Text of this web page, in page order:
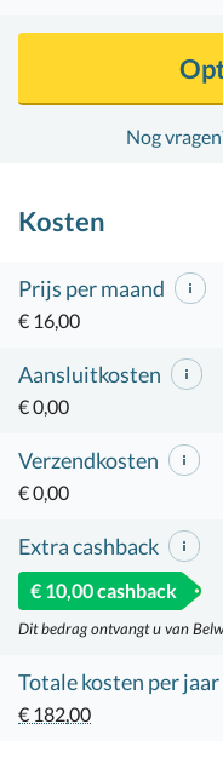
Nog
Kosten
Prijs per maand
€ 16,00
Aansluitkosten
€ 0,00
Verzendkosten
€ 0,00
Extra cashback
€ 10,00 cashback
Dit bedrag ontvangt u van
Totale kosten per jaar
€ 182,00